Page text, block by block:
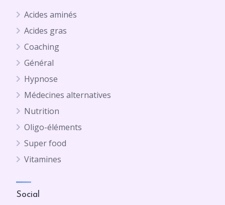
Acides aminés
Acides gras
Coaching
Général
Hypnose
Médecines alternatives
Nutrition
Oligo-éléments
Super food
Vitamines
Social